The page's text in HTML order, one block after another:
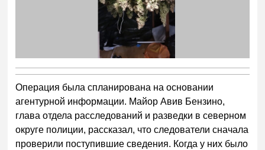
Операция была спланирована на основании
агентурной информации. Майор Авив Бензино,
глава отдела расследований и разведки в северном
округе полиции, рассказал, что следователи сначала
проверили поступившие сведения. Когда у них было